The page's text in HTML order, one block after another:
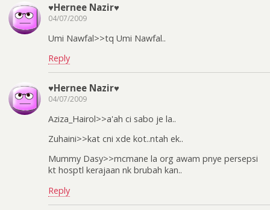
♥Hernee Nazir♥
04/07/2009
Umi Nawfal>>tq Umi Nawfal..
Reply
♥Hernee Nazir♥
04/07/2009
Aziza_Hairol>>a'ah ci sabo je la..
Zuhaini>>kat cni xde kot..ntah ek..
Mummy Dasy>>mcmane la org awam pnye persepsi
kt hosptl kerajaan nk brubah kan..
Reply